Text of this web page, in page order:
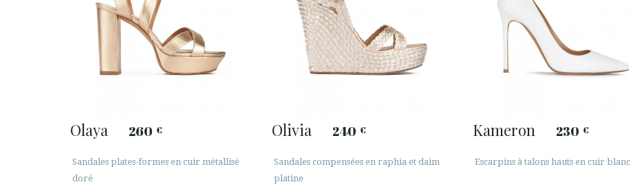
Olaya 260 €
Sandales plates-formes en cuir métallisé
doré
Olivia 240 €
Sandales compensées en raphia et daim
platine
Kameron 230 €
Escarpins à talons hauts en cuir blanc